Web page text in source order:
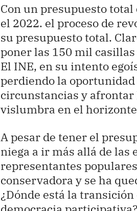
Con un presupuesto
el 2022. el proceso de
su presupuesto total.
poner las 150 mil casillas
El INE, en su intento
perdiendo la
circunstancias y afrontar
vislumbra en el
A pesar de tener el
niega a ir más allá de
representantes
conservadora y se ha
¿Dónde está la